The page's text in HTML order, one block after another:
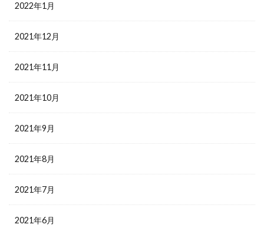
2022年1月
2021年12月
2021年11月
2021年10月
2021年9月
2021年8月
2021年7月
2021年6月